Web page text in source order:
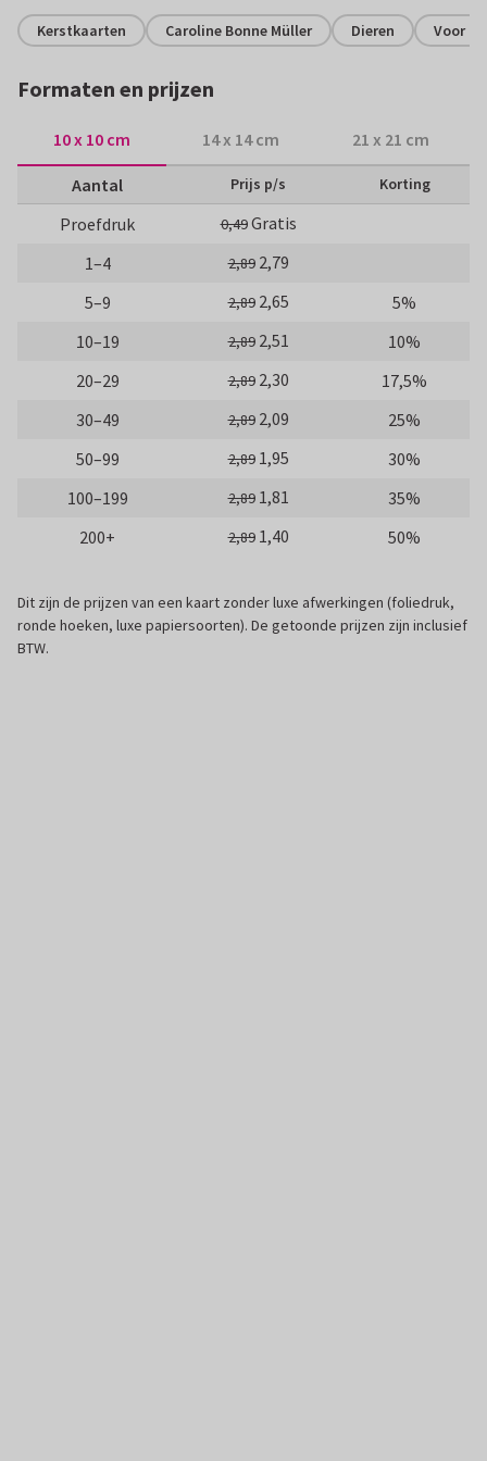
Kerstkaarten Caroline Bonne Müller Dieren Voor
Formaten en prijzen
10 x 10 cm 14 x 14 cm 21 x 21 cm
Aantal Prijs p/s Korting
Proefdruk 0,49Gratis
1–4
2,89 2,79
5–9
2,89 2,65
5%
10–19
2,89 2,51
10%
20–29
2,89 2,30
17,5%
30–49
2,89 2,09
25%
50–99
2,89 1,95
30%
100–199
2,89 1,81
35%
200+
2,89 1,40 50%
Dit zijn de prijzen van een kaart zonder luxe afwerkingen (foliedruk,
ronde hoeken, luxe papiersoorten). De getoonde prijzen zijn inclusief
BTW.